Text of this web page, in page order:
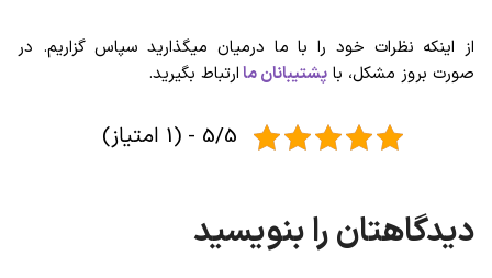
از اینکه نظرات خود را با ما درمیان میگذارید سپاس گزاریم. در
صورت بروز مشکل، با پشتیبانان ماارتباط بگیرید.
5/5 - (1 امتیاز)
دیدگاهتان را بنویسید